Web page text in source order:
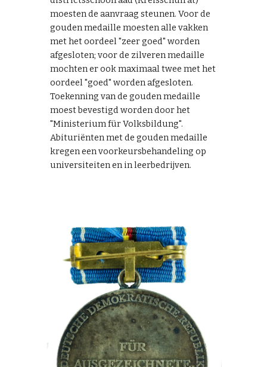
moesten de aanvraag steunen. Voor de
gouden medaille moesten alle vakken
met het oordeel"zeer goed" worden
afgesloten; voor de zilveren medaille
mochten er ook maximaal twee met het
oordeel "goed" worden afgesloten.
Toekenning van de gouden medaille
moest bevestigd worden door het
"Ministerium für Volksbildung".
Abituriënten met de gouden medaille
kregeneen voorkeursbehandeling op
universiteiten en in leerbedrijven.